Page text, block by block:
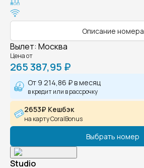
Описание номера
Вылет: Москва
Цена от
265 387,95 ₽
От 9 214,86 ₽в месяц
в кредит или в рассрочку
2653₽ Кешбэк
на карту CoralBonus
Выбрать номер
Studio